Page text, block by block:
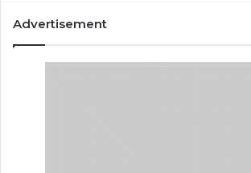
Advertisement